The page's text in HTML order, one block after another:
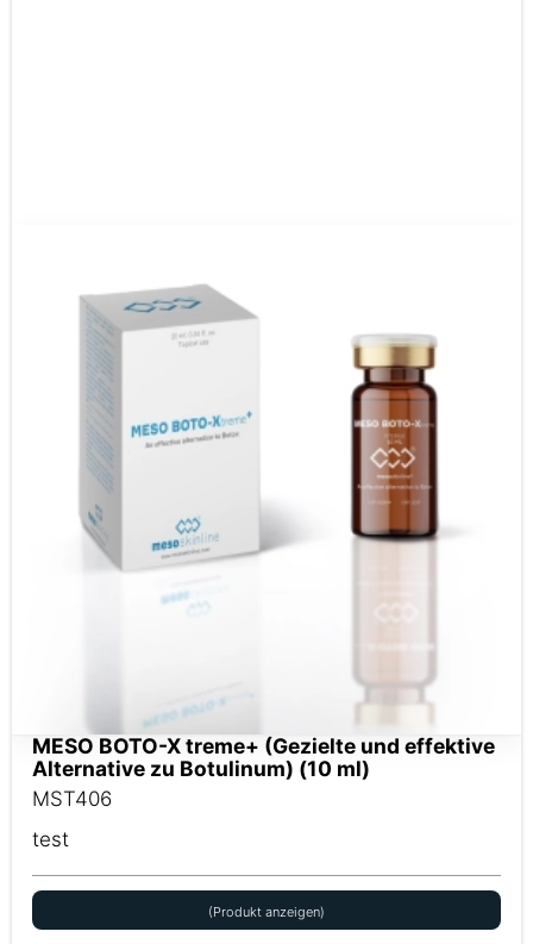
MESO BOTO-X treme+ (Gezielte und effektive
Alternative zu Botulinum) (10 ml)
MST406
test
(Produkt anzeigen)